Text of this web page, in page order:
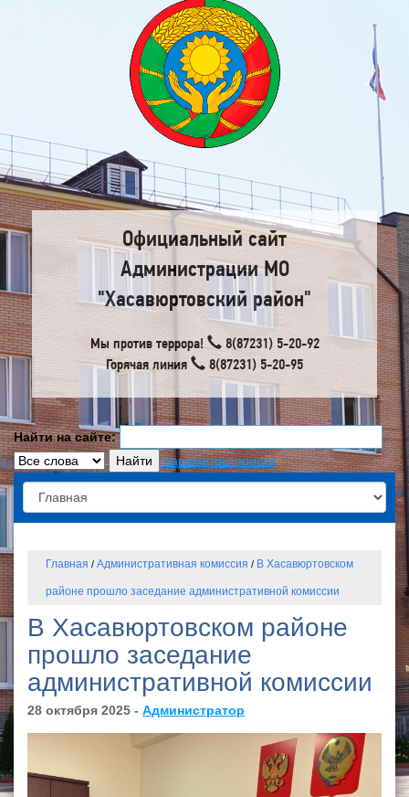
Официальный сайт
Администрации МО
"Хасавюртовский район"
Мы против террора!
8(87231) 5-20-92
Горячая линия
8(87231) 5-20-95
Найти на сайте:
параметры поиска
Главная / Административная комиссия / В Хасавюртовском
районе прошло заседание административной комиссии
В Хасавюртовском районе
прошло заседание
административной комиссии
28 октября 2025 - Администратор